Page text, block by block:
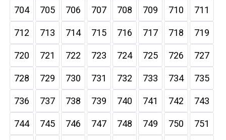
704 705 706 707 708 709 710 711
712 713 714 715 716 717 718 719
720 721 722 723 724 725 726 727
728 729 730 731 732 733 734 735
736 737 738 739 740 741 742 743
744 745 746 747 748 749 750 751